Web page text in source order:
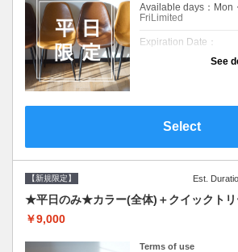
Available days：Mon
FriLimited
Expiration Date：
新規限定の平日のみ
平日クーポン●シャン
提案させて頂きます●
See
Select
【新規限定】 Est.
★平日のみ★カラー(全体)＋クイックトリ
￥9,000
Terms of use